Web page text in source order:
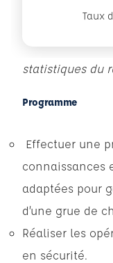
Taux
statistiques du
Programme
Effectuer une
connaissances
adaptées pour
d’une grue de
Réaliser les
en sécurité.